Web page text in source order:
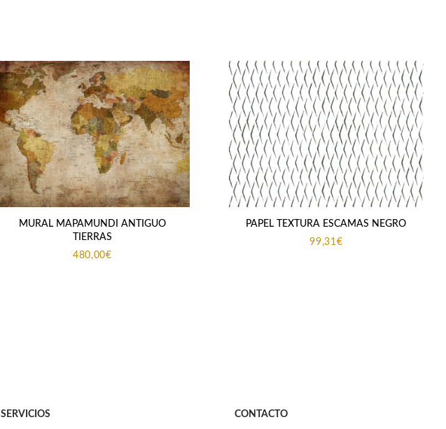
MURAL MAPAMUNDI ANTIGUO
TIERRAS
480,00€
PAPEL TEXTURA ESCAMAS NEGRO
99,31€
SERVICIOS CONTACTO